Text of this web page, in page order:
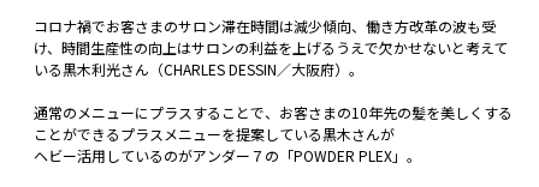
コロナ禍でお客さまのサロン滞在時間は減少傾向、働き方改革の波も受
け、時間生産性の向上はサロンの利益を上げるうえで欠かせないと考えて
いる黒木利光さん（CHARLES DESSIN／大阪府）。
通常のメニューにプラスすることで、お客さまの10年先の髪を美しくする
ことができるプラスメニューを提案している黒木さんが
ヘビー活用しているのがアンダー７の「POWDER PLEX」。